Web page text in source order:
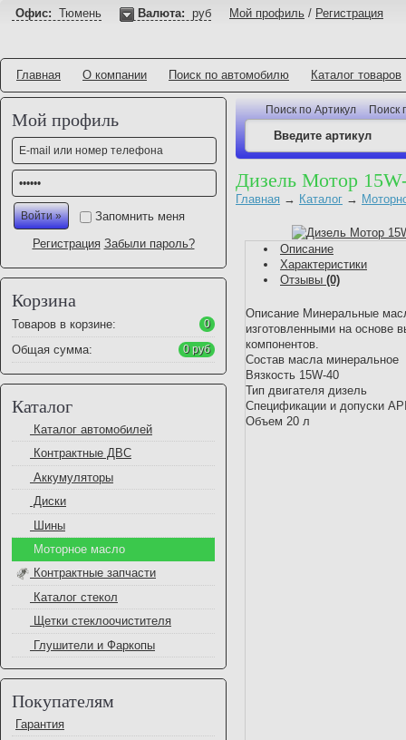
Офис: Тюмень Валюта: руб Мой профиль / Регистрация
Главная О компании Поиск по автомобилю Каталог товаров
Мой профиль
Запомнить меня
Регистрация Забыли пароль?
Корзина
Товаров в корзине: 0
Общая сумма: 0 руб
Каталог
Каталог автомобилей
Контрактные ДВС
Аккумуляторы
Диски
Шины
Моторное масло
Контрактные запчасти
Каталог стекол
Щетки стеклоочистителя
Глушители и Фаркопы
Покупателям
Гарантия
Поиск по Артикул Поиск
Дизель Мотор
Главная → Каталог →
Описание
Характеристики
Отзывы (0)
Описание Минеральные
изготовленными на основе
компонентов.
Состав масла минеральное
Вязкость 15W-40
Тип двигателя дизель
Спецификации и допуски
Объем 20 л